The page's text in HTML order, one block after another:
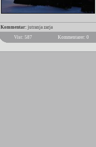
Kommentar: jutranja zarja
Vist: 587
Kommentarer: 0